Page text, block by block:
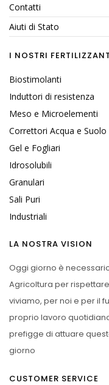
Contatti
Aiuti di Stato
I NOSTRI
Biostimolanti
Induttori di resistenza
Meso e Microelementi
Correttori Acqua e Suolo
Gel e Fogliari
Idrosolubili
Granulari
Sali Puri
Industriali
LA NOSTRA VISION
Oggi giorno è
Agricoltura per
viviamo, per noi e per il
proprio lavoro
prefigge di attuare
giorno
CUSTOMER SERVICE